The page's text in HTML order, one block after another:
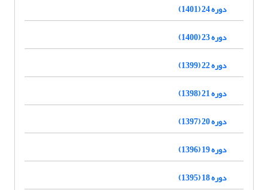
دوره 24 (1401)
دوره 23 (1400)
دوره 22 (1399)
دوره 21 (1398)
دوره 20 (1397)
دوره 19 (1396)
دوره 18 (1395)